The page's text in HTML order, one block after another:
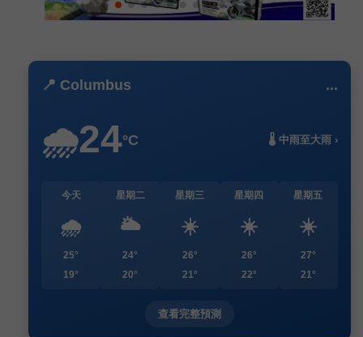
📍 Columbus ...
🌧️24°C 🌡️ 中雨至大雨 ›
今天
🌧️
25°
19°
星期二
🌥️
24°
20°
星期三
☀️
26°
21°
星期四
☀️
26°
22°
星期五
☀️
27°
21°
查看完整預測